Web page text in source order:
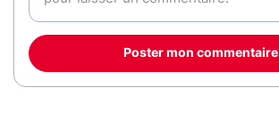
Poster mon commentaire